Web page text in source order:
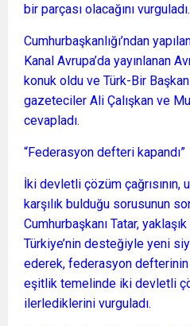
bir parçası olacağını vurguladı.
Cumhurbaşkanlığı’ndan
Kanal Avrupa’da yayınlanan
konuk oldu ve Türk-Bir
gazeteciler Ali Çalışkan ve
cevapladı.
“Federasyon defteri kapandı”
İki devletli çözüm çağrısının,
karşılık bulduğu sorusunun
Cumhurbaşkanı Tatar,
Türkiye’nin desteğiyle yeni
ederek, federasyon defterinin
eşitlik temelinde iki devletli
ilerlediklerini vurguladı.